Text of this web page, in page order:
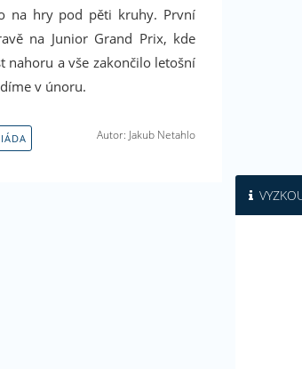
na hry pod pěti kruhy. První
na Junior Grand Prix, kde
nahoru a vše zakončilo letošní
v únoru.
Autor: Jakub Netahlo